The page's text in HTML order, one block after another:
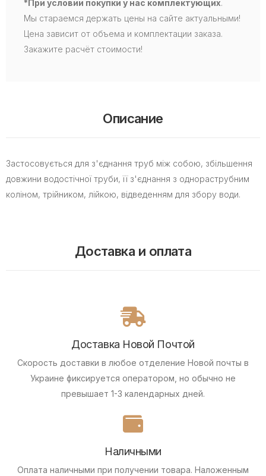
*При условии покупки у нас комплектующих.
Мы стараемся держать цены на сайте актуальными!
Цена зависит от объема и комплектации заказа.
Закажите расчёт стоимости!
Описание
Застосовується для з'єднання труб між собою, збільшення
довжини водостічної труби, її з'єднання з однораструбним
коліном, трійником, лійкою, відведенням для збору води.
Доставка и оплата
Доставка Новой Почтой
Скорость доставки в любое отделение Новой почты в
Украине фиксируется оператором, но обычно не
превышает 1-3 календарных дней.
Наличными
Оплата наличными при получении товара. Наложенным